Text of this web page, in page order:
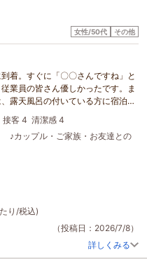
女性/50代 その他
到着。すぐに「〇〇さんですね」と
業員の皆さん優しかったです。ま
露天風呂の付いている方に宿泊し
接客 4 清潔感 4
♪カップル・ご家族・お友達との
り/税込)
（投稿日：2026/7/8）
詳しくみる